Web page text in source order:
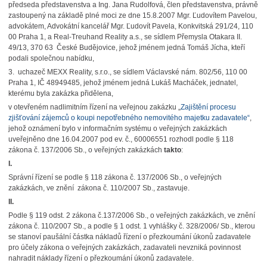
předseda představenstva a Ing. Jana Rudolfová, člen představenstva, právně
zastoupený na základě plné moci ze dne 15.8.2007 Mgr. Ľudovítem Pavelou,
advokátem, Advokátní kancelář Mgr. Ľudovít Pavela, Konkvitská 291/24, 110
00 Praha 1, a Real-Treuhand Reality a.s., se sídlem Přemysla Otakara II.
49/13, 370 63 České Budějovice, jehož jménem jedná Tomáš Jícha, kteří
podali společnou nabídku,
3. uchazeč MEXX Reality, s.r.o., se sídlem Václavské nám. 802/56, 110 00
Praha 1, IČ 48949485, jehož jménem jedná Lukáš Macháček, jednatel,
kterému byla zakázka přidělena,
v otevřeném nadlimitním řízení na veřejnou zakázku „Zajištění procesu
zjišťování zájemců o koupi nepotřebného nemovitého majetku zadavatele“,
jehož oznámení bylo v informačním systému o veřejných zakázkách
uveřejněno dne 16.04.2007 pod ev. č., 60006551 rozhodl podle § 118
zákona č. 137/2006 Sb., o veřejných zakázkách takto:
I.
Správní řízení se podle § 118 zákona č. 137/2006 Sb., o veřejných
zakázkách, ve znění zákona č. 110/2007 Sb., zastavuje.
II.
Podle § 119 odst. 2 zákona č.137/2006 Sb., o veřejných zakázkách, ve znění
zákona č. 110/2007 Sb., a podle § 1 odst. 1 vyhlášky č. 328/2006/ Sb., kterou
se stanoví paušální částka nákladů řízení o přezkoumání úkonů zadavatele
pro účely zákona o veřejných zakázkách, zadavateli nevzniká povinnost
nahradit náklady řízení o přezkoumání úkonů zadavatele.